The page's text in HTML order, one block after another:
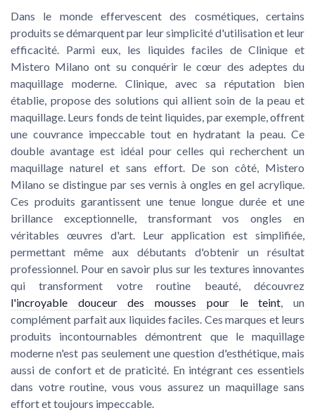
Dans le monde effervescent des cosmétiques, certains
produits se démarquent par leur simplicité d'utilisation et leur
efficacité. Parmi eux, les liquides faciles de Clinique et
Mistero Milano ont su conquérir le cœur des adeptes du
maquillage moderne. Clinique, avec sa réputation bien
établie, propose des solutions qui allient soin de la peau et
maquillage. Leurs fonds de teint liquides, par exemple, offrent
une couvrance impeccable tout en hydratant la peau. Ce
double avantage est idéal pour celles qui recherchent un
maquillage naturel et sans effort. De son côté, Mistero
Milano se distingue par ses vernis à ongles en gel acrylique.
Ces produits garantissent une tenue longue durée et une
brillance exceptionnelle, transformant vos ongles en
véritables œuvres d'art. Leur application est simplifiée,
permettant même aux débutants d'obtenir un résultat
professionnel. Pour en savoir plus sur les textures innovantes
qui transforment votre routine beauté, découvrez
l'incroyable douceur des mousses pour le teint, un
complément parfait aux liquides faciles. Ces marques et leurs
produits incontournables démontrent que le maquillage
moderne n'est pas seulement une question d'esthétique, mais
aussi de confort et de praticité. En intégrant ces essentiels
dans votre routine, vous vous assurez un maquillage sans
effort et toujours impeccable.